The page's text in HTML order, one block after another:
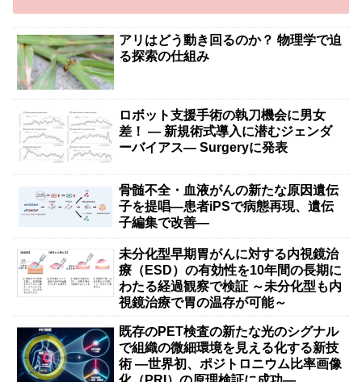
アリはどう動き回るのか？ 物理学で迫
る探索の仕組み
ロボット支援手術の執刀機会に男女
差！ — 新規術式導入に潜むジェンダ
ーバイアス— Surgeryに発表
骨髄不全・血液がんの新たな原因遺伝
子を提唱―患者iPSで病態再現、遺伝
子編集で改善―
未分化型早期胃がんに対する内視鏡治
療（ESD）の有効性を10年間の長期に
わたる経過観察で検証 ～未分化型も内
視鏡治療で胃の温存が可能～
既存のPET検査の新たな光のシグナル
で組織の微細環境を見える化する新技
術 ―世界初、ポジトロニウム比率画像